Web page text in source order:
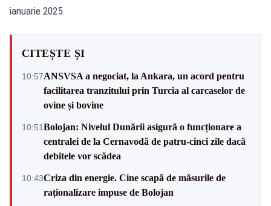
ianuarie 2025.
CITEȘTE ȘI
10:57ANSVSA a negociat, la Ankara, un acord pentru
facilitarea tranzitului prin Turcia al carcaselor de
ovine și bovine
10:51Bolojan: Nivelul Dunării asigură o funcționare a
centralei de la Cernavodă de patru-cinci zile dacă
debitele vor scădea
10:43Criza din energie. Cine scapă de măsurile de
raționalizare impuse de Bolojan